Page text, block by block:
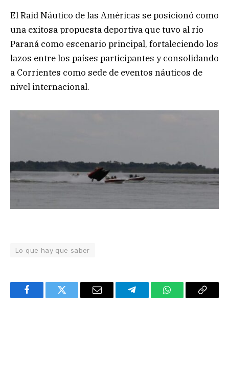
El Raid Náutico de las Américas se posicionó como
una exitosa propuesta deportiva que tuvo al río
Paraná como escenario principal, fortaleciendo los
lazos entre los países participantes y consolidando
a Corrientes como sede de eventos náuticos de
nivel internacional.
Lo que hay que saber
FacebookTwitter Email TelegramWhatsAppCopy